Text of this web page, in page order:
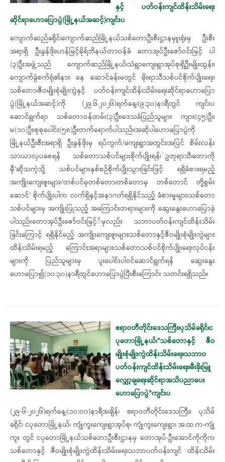
နှင့် ပတ်ဝန်းကျင်ထိန်းသိမ်းရေး
ဆိုင်ရာဟောပြောပွဲ(မြို့နယ်အဆင့်)ကျင်းပ
ကျောက်ဆည်ခရိုင်၊ကျောက်ဆည်မြို့နယ်သစ်တောဦးစီးဌာနမှူးရုံးမှ ဦးစီး
အရာရှိ ဦးခွန်ဖိုး၊ဟန်မြင့်မိုရ်ဘိနယ်တာဝန်ခံ တောအုပ်ဦးဇော်ဝင်းမြင့် ပါ
(၃)ဦးအဖွဲ့သည် ကျောက်ဆည်မြို့နယ်၊သံရွာကျေးရွာအုပ်စု၊ရှိဦးမျိုးထွန်း၊
ကျောက်ခွဲစက်ရုံ၏နား‌ နေ ဆောင်ခန်းမတွင် မိုးရာသီသစ်ပင်စိုက်ပျိုးရေး၊
သစ်တော၊ဇီဝမျိုးစုံမျိုးကွဲနှင့် ပတ်ဝန်းကျင်ထိန်းသိမ်းရေးဆိုင်ရာဟောပြော
ပွဲ(မြို့နယ်အဆင့်)ကို (၂၉.၆.၂၀၂၆)ရက်နေ့၊(၉:၃၀)နာရီတွင် ကျင်းပ
ဆောင်ရွက်ရာ သစ်တောဝန်ထမ်း(၃)ဦး၊ဒေသခံပြည်သူများ ကျား(၄၅)ဦး၊
မ(၁၀)ဦး၊စုစုပေါင်း(၅၈)ဦးတက်ရောက်ပါသည်။အဆိုပါဟောပြောပွဲကို
မြို့နယ်ဦးစီးအရာရှိ ဦးခွန်ဖိုးမှ ရပ်ကွက်/ကျေးရွာအတွင်း၊အပြင် စိမ်းလန်း
သာယာလှပစေရန် သစ်တောသစ်ပင်များစိုက်ပျိုးရန်၊`ဥတုရာသီ၊တောကို
မှီ'ဆိုသကဲ့သို့ သစ်ပင်များနှစ်စဉ်စိုက်ပျိုးသွားခြင်းဖြင့် ရရှိခံစားရမည့်
အကျိုးကျေးဇူးများ၊'တစ်ပင်မှတစ်တော၊တစ်တောမှ တစ်တောင် တို့စွမ်း
ဆောင်' စိုက်ပျိုးပါက လက်ရှိနှင့်အနာဂတ်ရရှိနိုင်သည့် ခံစားမှုများ၊သစ်တော
သစ်ပင်များမှ အကျိုးပြုသည့် အကြောင်းတရားများကို ဆွေးနွေးဟောပြောခဲ့
ပါသည်။တောအုပ်ဦးဇော်ဝင်းမြင့််မှလည်း သဘာပတ်ဝန်းကျင်ထိန်းသိမ်း
ခြင်းကြောင့် ရရှိနိုင်မည့် အကျိုးကျေးဇူးများ၊သစ်တောနှင့်ဇီဝမျိုးစုံမျိုးကွဲများ
ထိန်းသိမ်းရမည့် ကြောင်းအရာများ၊သစ်တောသစ်ပင်စိုက်ပျိုးရေးလုပ်ငန်း
များကို ပြည်သူများမှ ပူးပေါင်းပါဝင်ဆောင်ရွက်ရန် ဆွေးနွေး
ဟောပြော၍(၁၀:၃၀)နာရီတွင်ဟောပြောပွဲပြီးစီးကြောင်း သတင်းရရှိသည်။
ဧရာဝတီတိုင်းဒေသကြီး၊ပုသိမ်ခရိုင်၊င
ပုတောမြို့နယ်၊"သစ်တောနှင့် ဇီဝ
မျိုးစုံမျိုးကွဲထိန်းသိမ်းရေး၊သဘာဝ
ပတ်ဝန်းကျင်ထိန်းသိမ်းရေး၊မီးခိုးမြူ
လျှော့ချရေးဆိုင်ရာအသိပညာပေး
ဟောပြောပွဲ"ကျင်းပ
(၂၉-၆-၂၀၂၆)ရက်နေ့၊(၁၀:ဝ၀)နာရီအချိန်၊ ဧရာဝတီတိုင်းဒေသကြီး၊ ပုသိမ်
ခရိုင်၊ ငပုတောမြို့နယ်၊ ကျုံကူးကျေးရွာအုပ်စု၊ ကျုံကူးကျေးရွာ၊ အ.ထ.က-ကျုံ
ကူး တွင် ငပုတောမြို့နယ်သစ်တောဦးစီးဌာနမှ တောအုပ်-ဦးအောင်ကိုကိုက
သစ်တောနှင့် ဇီဝမျိုးစုံမျိုးကွဲထိန်းသိမ်းရေး၊သဘာပတ်ဝန်းကျင် ထိန်းသိမ်း